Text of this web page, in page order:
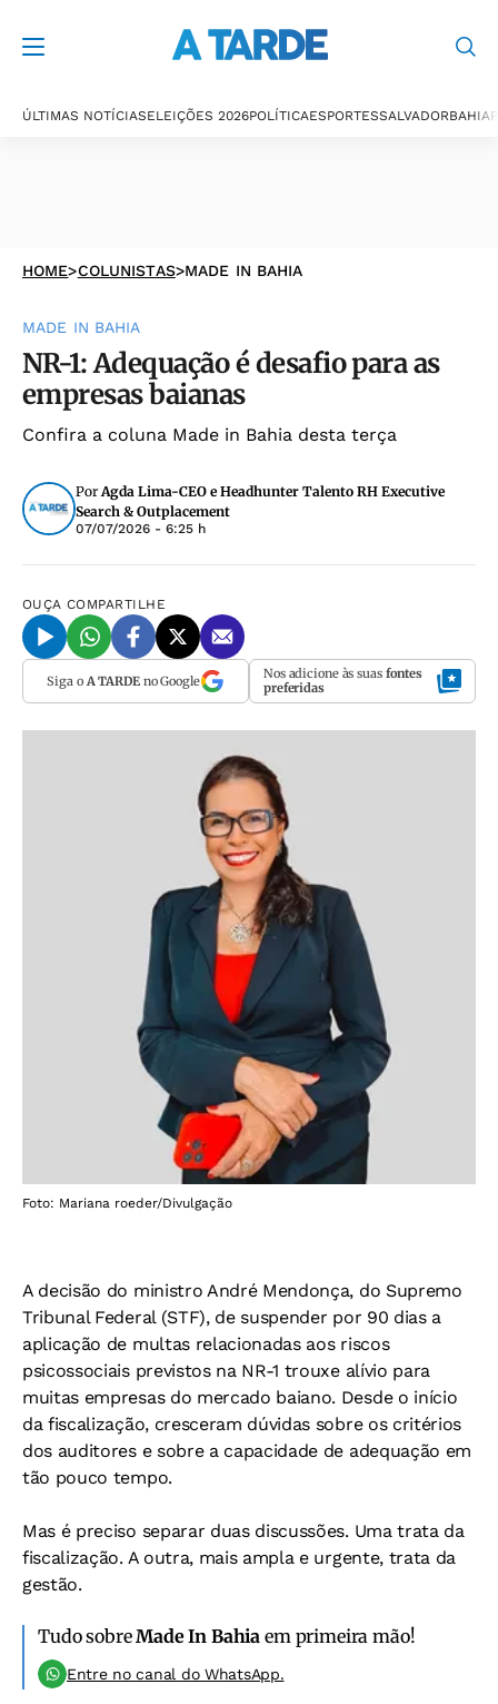
ÚLTIMAS NOTÍCIASELEIÇÕES 2026POLÍTICAESPORTESSALVADORBAHIA
HOME>COLUNISTAS>MADE IN BAHIA
MADE IN BAHIA
NR-1: Adequação é desafio para as
empresas baianas
Confira a coluna Made in Bahia desta terça
PorAgda Lima-CEO e Headhunter Talento RH Executive
Search & Outplacement
07/07/2026 - 6:25 h
OUÇA COMPARTILHE
Siga o A TARDEno Google Nos adicione às suas fontes
preferidas
Foto: Mariana roeder/Divulgação
A decisão do ministro André Mendonça, do Supremo
Tribunal Federal (STF), de suspender por 90 dias a
aplicação de multas relacionadas aos riscos
psicossociais previstos na NR-1 trouxe alívio para
muitas empresas do mercado baiano. Desde o início
da fiscalização, cresceram dúvidas sobre os critérios
dos auditores e sobre a capacidade de adequação em
tão pouco tempo.
Mas é preciso separar duas discussões. Uma trata da
fiscalização. A outra, mais ampla e urgente, trata da
gestão.
Tudo sobreMade In Bahia em primeira mão!
Entre no canal do WhatsApp.